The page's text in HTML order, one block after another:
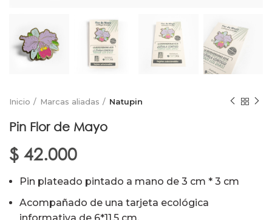
Inicio Marcas aliadas Natupin
Pin Flor de Mayo
$ 42.000
Pin plateado pintado a mano de 3 cm * 3 cm
Acompañado de una tarjeta ecológica
informativa de 6*11,5 cm.